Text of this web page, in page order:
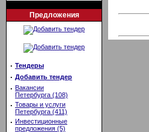
Предложения
· Тендеры
· Добавить тендер
· Вакансии
Петербурга (108)
· Товары и услуги
Петербурга (411)
· Инвестиционные
предложения (5)